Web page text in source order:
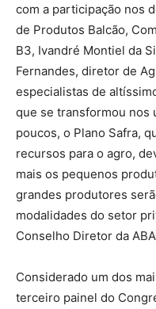
com a participação nos
de Produtos Balcão,
B3, Ivandré Montiel da
Fernandes, diretor de
especialistas de
que se transformou nos
poucos, o Plano Safra,
recursos para o agro,
mais os pequenos
grandes produtores
modalidades do setor
Conselho Diretor da
Considerado um dos
terceiro painel do